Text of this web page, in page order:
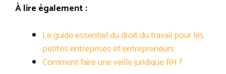
À lire également :
Le guide essentiel du droit du travail pour les
petites entreprises et entrepreneurs
Comment faire une veille juridique RH ?